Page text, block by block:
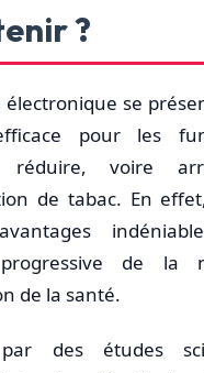
?
électronique se
pour les
réduire, voire
de tabac. En
de la
de la santé.
des études